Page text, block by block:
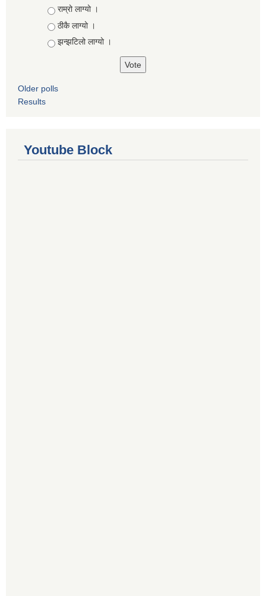
Choices
राम्रो लाग्यो ।
ठीकै लाग्यो ।
झन्झटिलो लाग्यो ।
Older polls
Results
Youtube Block